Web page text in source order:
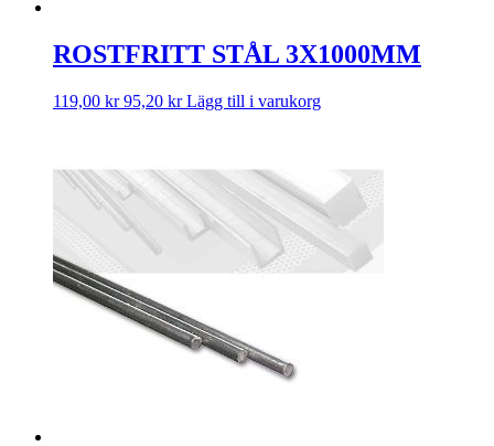
ROSTFRITT STÅL 3X1000MM
119,00 kr 95,20 kr Lägg till i varukorg